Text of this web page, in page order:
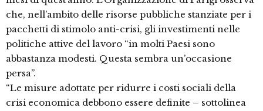
che, nell’ambito delle risorse pubbliche stanziate per i
pacchetti di stimolo anti-crisi, gli investimenti nelle
politiche attive del lavoro “in molti Paesi sono
abbastanza modesti. Questa sembra un’occasione
persa”.
“Le misure adottate per ridurre i costi sociali della
crisi economica debbono essere definite – sottolinea